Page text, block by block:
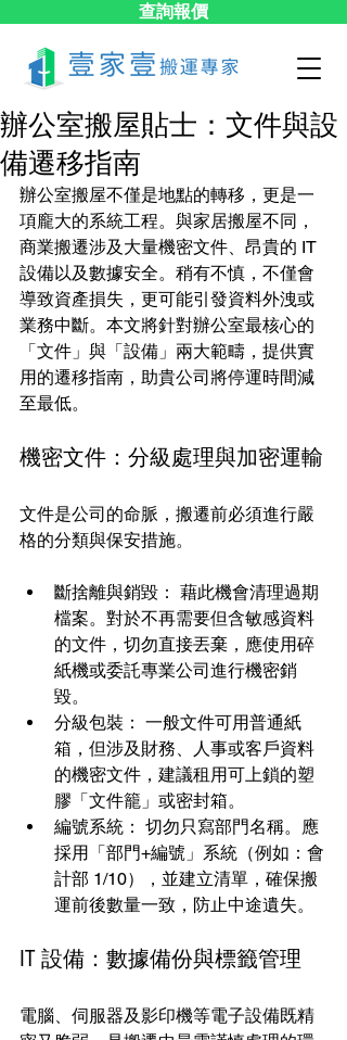
查詢報價
辦公室搬屋貼士：文件與設
備遷移指南
辦公室搬屋不僅是地點的轉移，更是一
項龐大的系統工程。與家居搬屋不同，
商業搬遷涉及大量機密文件、昂貴的 IT
設備以及數據安全。稍有不慎，不僅會
導致資產損失，更可能引發資料外洩或
業務中斷。本文將針對辦公室最核心的
「文件」與「設備」兩大範疇，提供實
用的遷移指南，助貴公司將停運時間減
至最低。
機密文件：分級處理與加密運輸
文件是公司的命脈，搬遷前必須進行嚴
格的分類與保安措施。
斷捨離與銷毀： 藉此機會清理過期
檔案。對於不再需要但含敏感資料
的文件，切勿直接丟棄，應使用碎
紙機或委託專業公司進行機密銷
毀。
分級包裝： 一般文件可用普通紙
箱，但涉及財務、人事或客戶資料
的機密文件，建議租用可上鎖的塑
膠「文件籠」或密封箱。
編號系統： 切勿只寫部門名稱。應
採用「部門+編號」系統（例如：會
計部 1/10），並建立清單，確保搬
運前後數量一致，防止中途遺失。
IT 設備：數據備份與標籤管理
電腦、伺服器及影印機等電子設備既精